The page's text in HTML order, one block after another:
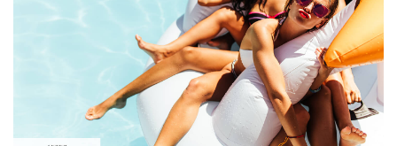
(30 Lr Presets)
Wedding Collection
(400 Lr Presets)
Entire Collection